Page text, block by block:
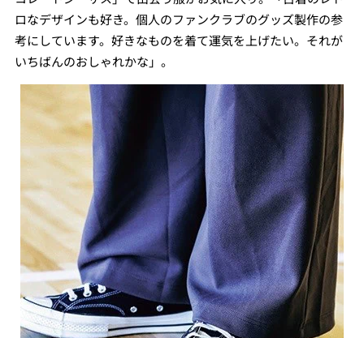
ロなデザインも好き。個人のファンクラブのグッズ製作の参
考にしています。好きなものを着て運気を上げたい。それが
いちばんのおしゃれかな」。